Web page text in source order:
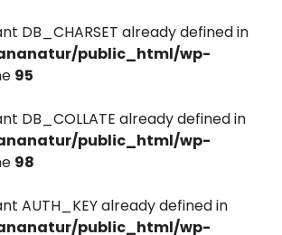
DB_CHARSET already defined in
public_html/wp-
95
DB_COLLATE already defined in
public_html/wp-
98
AUTH_KEY already defined in
public_html/wp-